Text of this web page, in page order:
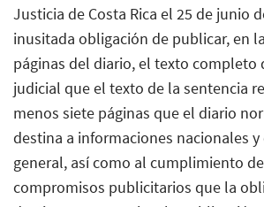
Justicia de Costa Rica el 25 de junio
inusitada obligación de publicar, en
páginas del diario, el texto completo
judicial que el texto de la sentencia
menos siete páginas que el diario
destina a informaciones nacionales
general, así como al cumplimiento
compromisos publicitarios que la